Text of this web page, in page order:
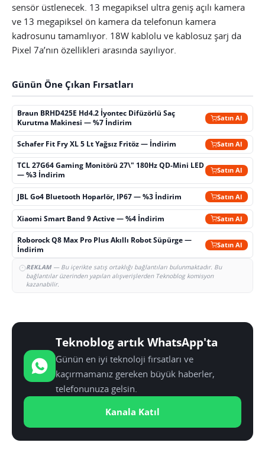
sensör üstlenecek. 13 megapiksel ultra geniş açılı kamera
ve 13 megapiksel ön kamera da telefonun kamera
kadrosunu tamamlıyor. 18W kablolu ve kablosuz şarj da
Pixel 7a’nın özellikleri arasında sayılıyor.
Günün Öne Çıkan Fırsatları
Braun BRHD425E Hd4.2 İyontec Difüzörlü Saç
Kurutma Makinesi — %7 İndirim
Satın Al
Schafer Fit Fry XL 5 Lt Yağsız Fritöz — İndirim Satın Al
TCL 27G64 Gaming Monitörü 27\" 180Hz QD-Mini LED
— %3 İndirim
Satın Al
JBL Go4 Bluetooth Hoparlör, IP67 — %3 İndirim Satın Al
Xiaomi Smart Band 9 Active — %4 İndirim Satın Al
Roborock Q8 Max Pro Plus Akıllı Robot Süpürge —
İndirim
Satın Al
REKLAM— Bu içerikte satış ortaklığı bağlantıları bulunmaktadır. Bu
bağlantılar üzerinden yapılan alışverişlerden Teknoblog komisyon
kazanabilir.
Teknoblog artık WhatsApp'ta
Günün en iyi teknoloji fırsatları ve
kaçırmamanız gereken büyük haberler,
telefonunuza gelsin.
Kanala Katıl